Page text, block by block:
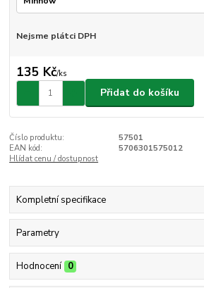
Nejsme plátci DPH
135 Kč/ks
Přidat do košíku
Číslo produktu:
57501
EAN kód:
5706301575012
Hlídat cenu / dostupnost
Kompletní specifikace
Parametry
Hodnocení 0